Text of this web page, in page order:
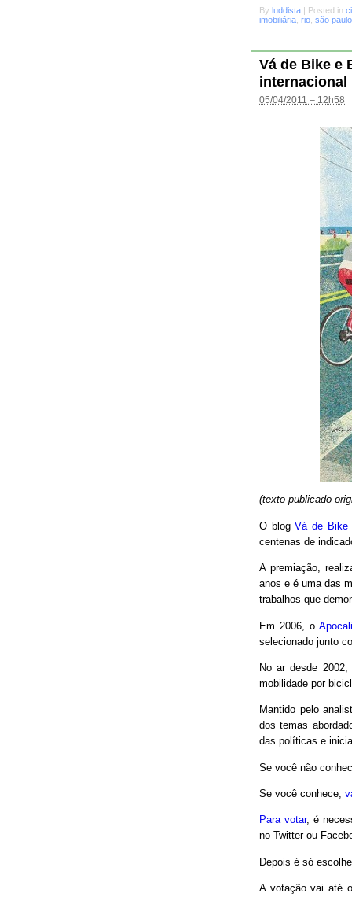
By luddista | Posted in
imobiliária rio são paulo
Vá de Bike e
internacional
05/04/2011 – 12h58
(texto publicado
O blogVá de Bike
centenas de
A premiação,
anos e é uma das
trabalhos que
Em 2006, o
selecionado junto
No ar desde
mobilidade por
Mantido pelo
dos temas
das políticas e
Se você não
Se você conhece,
Para votar, é
no Twitter ou
Depois é só
A votação vai até